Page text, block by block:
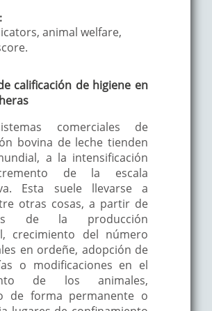
animal welfare,
calificación de higiene en
comerciales de
bovina de leche tienden
a la intensificación
de la escala
Esta suele llevarse a
otras cosas, a partir de
de la producción
crecimiento del número
en ordeñe, adopción de
o modificaciones en el
de los animales,
de forma permanente o